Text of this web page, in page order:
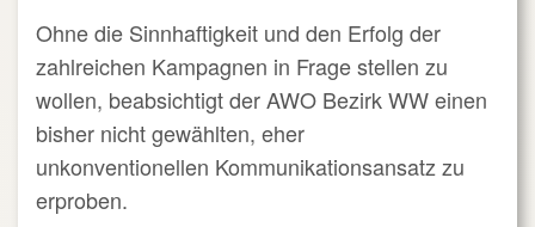
Ohne die Sinnhaftigkeit und den Erfolg der
zahlreichen Kampagnen in Frage stellen zu
wollen, beabsichtigt der AWO Bezirk WW einen
bisher nicht gewählten, eher
unkonventionellen Kommunikationsansatz zu
erproben.